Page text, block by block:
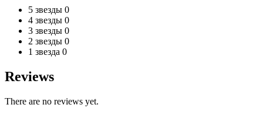
5 звезды 0
4 звезды 0
3 звезды 0
2 звезды 0
1 звезда 0
Reviews
There are no reviews yet.